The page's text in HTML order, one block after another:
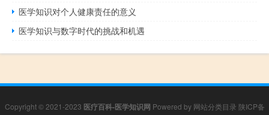
医学知识对个人健康责任的意义
医学知识与数字时代的挑战和机遇
Copyright © 2021-2023 医疗百科-医学知识网 Powered by 网站分类目录 陕ICP备